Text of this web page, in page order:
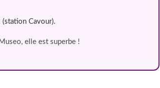
Cavour).
elle est superbe !